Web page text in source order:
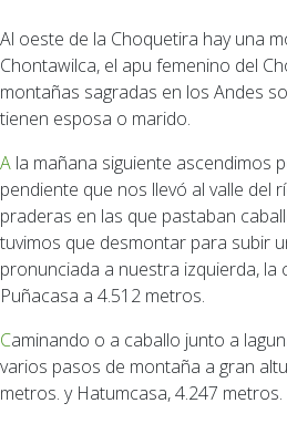
Al oeste de la Choquetira hay una
Chontawilca, el apu femenino del
montañas sagradas en los Andes
tienen esposa o marido.
A la mañana siguiente ascendimos por una ladera con fuerte
pendiente que nos llevó al valle del
praderas en las que pastaban
tuvimos que desmontar para subir
pronunciada a nuestra izquierda, la
Puñacasa a 4.512 metros.
Caminando o a caballo junto a lagunas glaciares superamos
varios pasos de montaña a gran
metros. y Hatumcasa, 4.247 metros.